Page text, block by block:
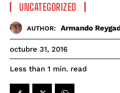
UNCATEGORIZED
AUTHOR: Armando
octubre 31, 2016
Less than 1 min. read